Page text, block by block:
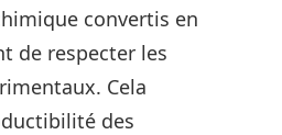
convertis en
de respecter les
Cela
des